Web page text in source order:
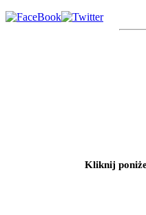
Kliknij